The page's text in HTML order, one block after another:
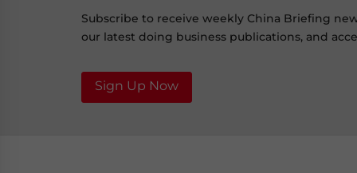
Subscribe to receive weekly China Briefing
our latest doing business publications, and
Sign Up Now